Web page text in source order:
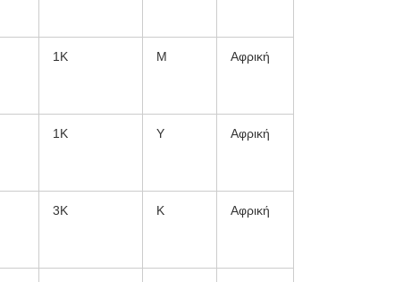
1Κ Μ Αφρική
1Κ Υ Αφρική
3Κ Κ Αφρική